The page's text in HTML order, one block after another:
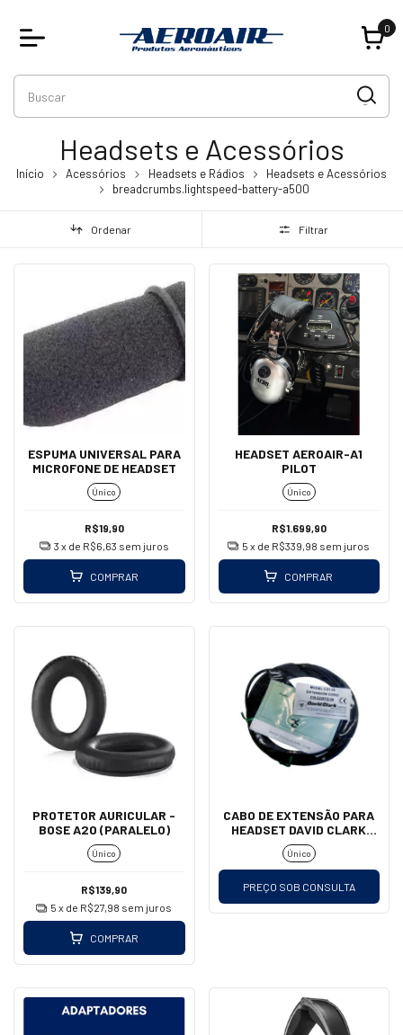
0
Headsets e Acessórios
Início Acessórios Headsets e Rádios
Headsets e Acessórios
breadcrumbs.lightspeed-battery-a500
Ordenar Filtrar
ESPUMA UNIVERSAL PARA
MICROFONE DE HEADSET
Único
R$19,90
3 x de R$6,63 sem juros
COMPRAR
HEADSET AEROAIR-A1
PILOT
Único
R$1.699,90
5 x de R$339,98 sem juros
COMPRAR
PROTETOR AURICULAR -
BOSE A20 (PARALELO)
Único
R$139,90
5 x de R$27,98 sem juros
COMPRAR
CABO DE EXTENSÃO PARA
HEADSET DAVID CLARK
C31-25FT
Único
PREÇO SOB CONSULTA